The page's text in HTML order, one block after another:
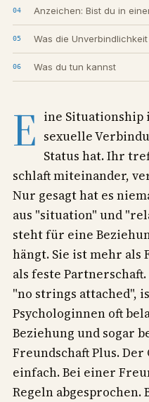
Anzeichen: Bist du in
Was die
Was du tun kannst
E ine Situationship
sexuelle
Status hat. Ihr
schlaft miteinander,
Nur gesagt hat es
aus "situation" und
steht für eine
hängt. Sie ist mehr als
als feste
"no strings attached",
Psychologinnen oft
Beziehung und sogar
Freundschaft Plus.
einfach. Bei einer
Regeln